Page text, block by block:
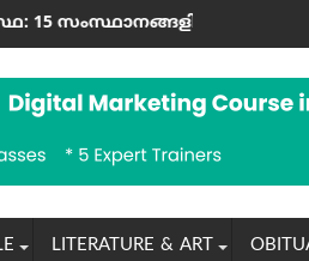
കനത്ത മഴയ്ക്കും
ഐഡാഹോയിലെ ബർഗർ
LITERATURE & ART